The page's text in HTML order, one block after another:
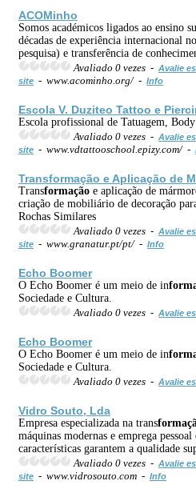
ACOMinho
Somos académicos ligados ao ensino
décadas de experiência internacional
pesquisa) e transferência de
Avaliado 0 vezes - Avalie
site - www.acominho.org/ - Info
Escola V. Duziteo Tattoo e
Escola profissional de Tatuagem,
Avaliado 0 vezes - Avalie
site - www.vdtattooschool.epizy.com/ -
Transformação e Aplicação de
Transformação e aplicação de
criação de mobiliário de decoração
Rochas Similares
Avaliado 0 vezes - Avalie
site - www.granatur.pt/pt/ - Info
Echo Boomer
O Echo Boomer é um meio de in
Sociedade e Cultura.
Avaliado 0 vezes - Avalie
Echo Boomer
O Echo Boomer é um meio de in
Sociedade e Cultura.
Avaliado 0 vezes - Avalie
Vidro Souto, Lda
Empresa especializada na trans
máquinas modernas e emprega
características garantem a qualidade
Avaliado 0 vezes - Avalie
site - www.vidrosouto.com - Info